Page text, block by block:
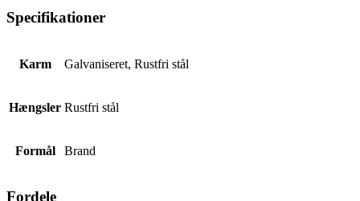
Specifikationer
Karm Galvaniseret, Rustfri stål
Hængsler Rustfri stål
Formål Brand
Fordele